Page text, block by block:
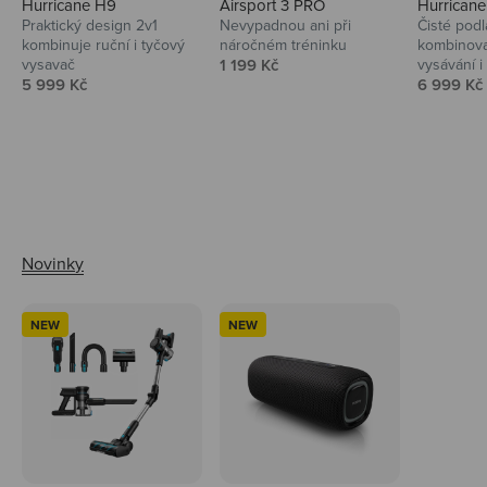
Hurricane H9
Praktický design 2v1
kombinuje ruční i tyčový
vysavač
Prodejní cena
5 999 Kč
Airsport 3 PRO
Nevypadnou ani při
náročném tréninku
Prodejní cena
1 199 Kč
Čisté
vysávání
Prodejní
6 999 Kč
NEW NEW